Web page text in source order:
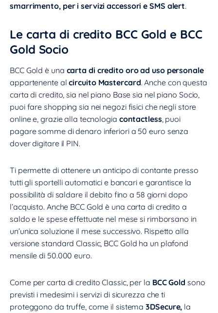
smarrimento, per i servizi accessori e SMS alert.
Le carta di credito BCC Gold e BCC
Gold Socio
BCC Gold è una carta di credito oro ad uso personale
appartenente alcircuito Mastercard. Anche con questa
carta di credito, sia nel piano Base sia nel piano Socio,
puoi fare shopping sia nei negozi fisici che negli store
online e, grazie alla tecnologia contactless, puoi
pagare somme di denaro inferiori a 50 euro senza
dover digitare il PIN.
Ti permette di ottenere un anticipo di contante presso
tutti gli sportelli automatici e bancari e garantisce la
possibilità di saldare il debito fino a 58 giorni dopo
l’acquisto. Anche BCC Gold è una carta di credito a
saldo e le spese effettuate nel mese si rimborsano in
un’unica soluzione il mese successivo. Rispetto alla
versione standard Classic, BCC Gold ha un plafond
mensile di 50.000 euro.
Come per carta di credito Classic, per la BCC Gold sono
previsti i medesimi i servizi di sicurezza che ti
proteggono da truffe, come il sistema3DSecure, la